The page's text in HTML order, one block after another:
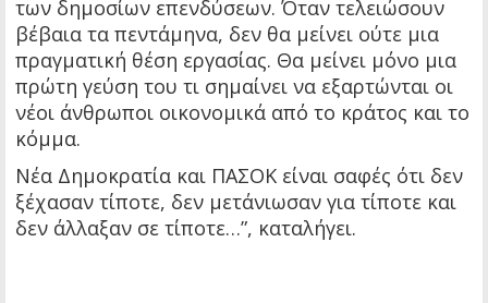
των δημοσίων επενδύσεων. Όταν τελειώσουν
βέβαια τα πεντάμηνα, δεν θα μείνει ούτε μια
πραγματική θέση εργασίας. Θα μείνει μόνο μια
πρώτη γεύση του τι σημαίνει να εξαρτώνται οι
νέοι άνθρωποι οικονομικά από το κράτος και το
κόμμα.
Νέα Δημοκρατία και ΠΑΣΟΚ είναι σαφές ότι δεν
ξέχασαν τίποτε, δεν μετάνιωσαν για τίποτε και
δεν άλλαξαν σε τίποτε…”, καταλήγει.